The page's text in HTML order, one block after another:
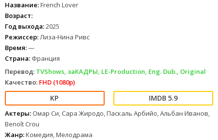
Название:French Lover
Возраст:
Год выхода:2025
Режиссер:Лиза-Нина Ривс
Время:—
Страна: Франция
Перевод: TVShows, заКАДРЫ, LE-Production, Eng. Dub., Original
Качество: FHD (1080p)
5.9
Актеры: Омар Си, Сара Жиродо, Паскаль Арбийо, Альбан Иванов,
Benoît Crou
Жанр:Комедия, Мелодрама